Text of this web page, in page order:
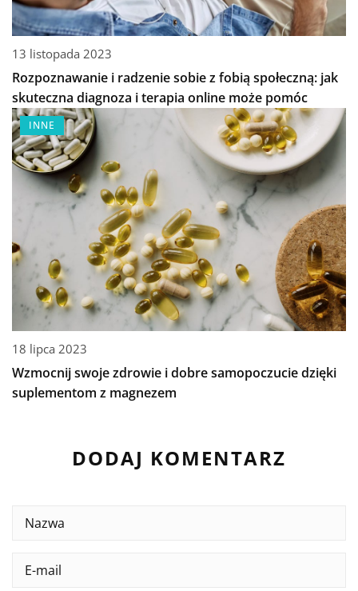
13 listopada 2023
Rozpoznawanie i radzenie sobie z fobią społeczną: jak
skuteczna diagnoza i terapia online może pomóc
INNE
18 lipca 2023
Wzmocnij swoje zdrowie i dobre samopoczucie dzięki
suplementom z magnezem
DODAJ KOMENTARZ